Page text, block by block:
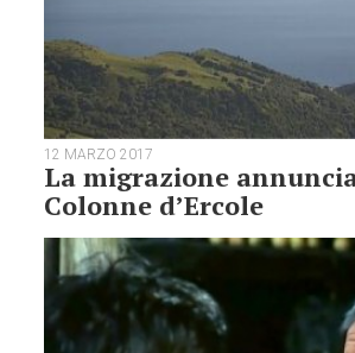
12 MARZO 2017
La migrazione
Colonne d’Ercole